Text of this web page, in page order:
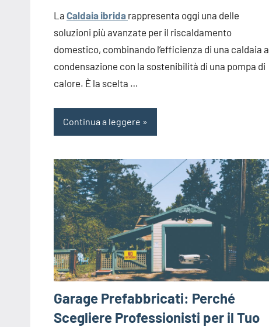
La Caldaia ibrida rappresenta oggi una delle
soluzioni più avanzate per il riscaldamento
domestico, combinando l’efficienza di una caldaia a
condensazione con la sostenibilità di una pompa di
calore. È la scelta …
Continua a leggere
Garage Prefabbricati: Perché
Scegliere Professionisti per il Tuo